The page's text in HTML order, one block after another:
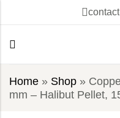
Home » Shop »
mm – Halibut Pellet,